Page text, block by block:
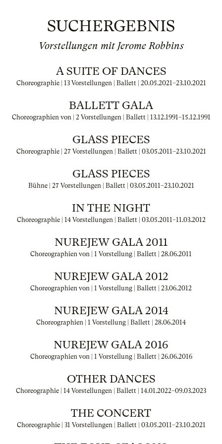
SUCHERGEBNIS
Vorstellungen mit Jerome Robbins
A SUITE OF DANCES
Choreographie | 13 Vorstellungen | Ballett | 20.05.2021–23.10.2021
BALLETT GALA
Choreographien von | 2 Vorstellungen | Ballett | 13.12.1991–15.12.1991
GLASS PIECES
Choreographie | 27 Vorstellungen | Ballett | 03.05.2011–23.10.2021
GLASS PIECES
Bühne | 27 Vorstellungen | Ballett | 03.05.2011–23.10.2021
IN THE NIGHT
Choreographie | 14 Vorstellungen | Ballett | 03.05.2011–11.03.2012
NUREJEW GALA 2011
Choreographien von | 1 Vorstellung | Ballett | 28.06.2011
NUREJEW GALA 2012
Choreographien von | 1 Vorstellung | Ballett | 23.06.2012
NUREJEW GALA 2014
Choreographien | 1 Vorstellung | Ballett | 28.06.2014
NUREJEW GALA 2016
Choreographien von | 1 Vorstellung | Ballett | 26.06.2016
OTHER DANCES
Choreographie | 14 Vorstellungen | Ballett | 14.01.2022–09.03.2023
THE CONCERT
Choreographie | 31 Vorstellungen | Ballett | 03.05.2011–23.10.2021